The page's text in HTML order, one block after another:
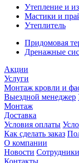
Утепление и
Мастики и
Утеплитель
Придомовая
Дренажные
Акции
Услуги
Монтаж кровли и
Выездной менеджер
Монтаж
Доставка
Условия оплаты
Как сделать заказ
О компании
Новости Сотрудники
Контакты